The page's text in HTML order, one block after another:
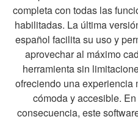
completa con todas las
habilitadas. La última
español facilita su uso y
aprovechar al máximo
herramienta sin
ofreciendo una experiencia
cómoda y accesible. En
consecuencia, este